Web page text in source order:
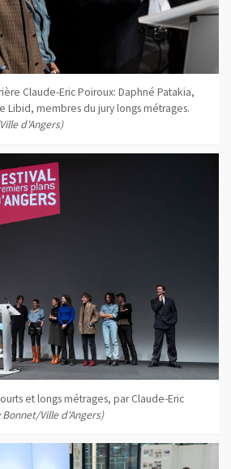
Claude-Eric Poiroux: Daphné Patakia,
Libid, membres du jury longs métrages.
d'Angers)
et longs métrages, par Claude-Eric
Ville d'Angers)